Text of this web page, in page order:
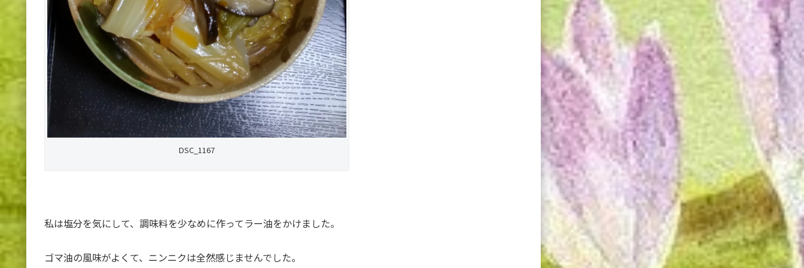
DSC_1167
私は塩分を気にして、調味料を少なめに作ってラー油をかけました。
ゴマ油の風味がよくて、ニンニクは全然感じませんでした。